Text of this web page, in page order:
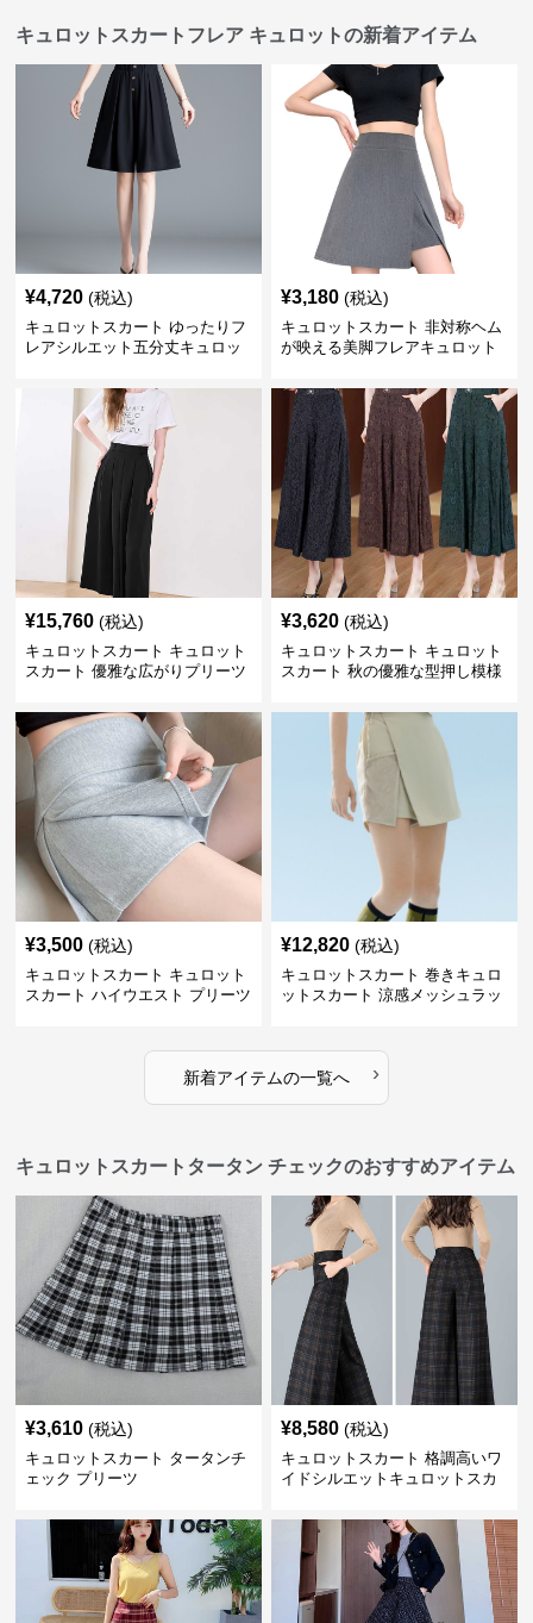
キュロットスカートフレア キュロットの新着アイテム
¥4,720 (税込)
キュロットスカート ゆったりフ
レアシルエット五分丈キュロッ
¥3,180 (税込)
キュロットスカート 非対称ヘム
が映える美脚フレアキュロット
¥15,760 (税込)
キュロットスカート キュロット
スカート 優雅な広がりプリーツ
¥3,620 (税込)
キュロットスカート キュロット
スカート 秋の優雅な型押し模様
¥3,500 (税込)
キュロットスカート キュロット
スカート ハイウエスト プリーツ
¥12,820 (税込)
キュロットスカート 巻きキュロ
ットスカート 涼感メッシュラッ
新着アイテムの一覧へ ›
キュロットスカートタータン チェックのおすすめアイテム
¥3,610 (税込)
キュロットスカート タータンチ
ェック プリーツ
¥8,580 (税込)
キュロットスカート 格調高いワ
イドシルエットキュロットスカ